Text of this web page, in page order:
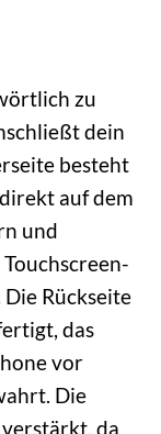
zu
dein
besteht
auf dem
und
Rückseite
das
vor
Die
da